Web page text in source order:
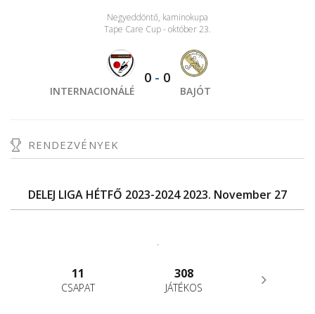
Negyeddöntő, kaminokupa
Tape Care Cup - október 23.
INTERNACIONÁLÉ
0 - 0
BAJÓT
RENDEZVÉNYEK
DELEJ LIGA HÉTFŐ 2023-2024 2023. November 27
.
11
CSAPAT
308
JÁTÉKOS